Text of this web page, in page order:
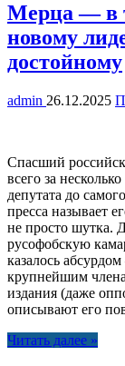
Мерца — в
новому
достойному
admin 26.12.2025
Спасший
всего за
депутата до
пресса называет
не просто шутка.
русофобскую
казалось
крупнейшим
издания (даже
описывают его
Читать далее »